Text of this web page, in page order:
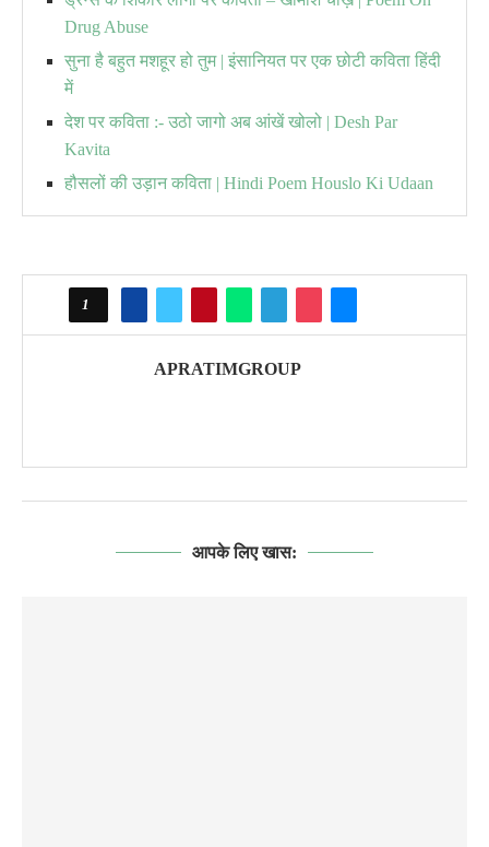
Drug Abuse
सुना है बहुत मशहूर हो तुम | इंसानियत पर एक छोटी कविता हिंदी
में
देश पर कविता :- उठो जागो अब आंखें खोलो | Desh Par
Kavita
हौसलों की उड़ान कविता | Hindi Poem Houslo Ki Udaan
1
APRATIMGROUP
आपके लिए खास: